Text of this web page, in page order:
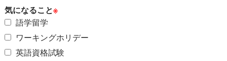
気になること※
語学留学
ワーキングホリデー
英語資格試験